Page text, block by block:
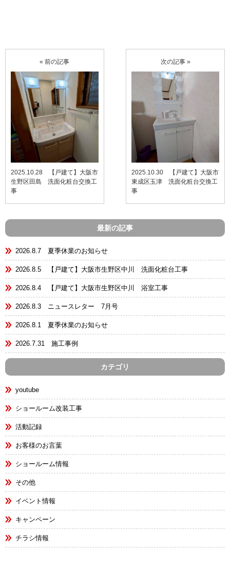
« 前の記事
2025.10.28 【戸建て】大阪市
生野区田島 洗面化粧台交換工
事
次の記事 »
2025.10.30 【戸建て】大阪市
東成区玉津 洗面化粧台交換工
事
最新の記事
2026.8.7 夏季休業のお知らせ
2026.8.5 【戸建て】大阪市生野区中川 洗面化粧台工事
2026.8.4 【戸建て】大阪市生野区中川 浴室工事
2026.8.3 ニュースレター 7月号
2026.8.1 夏季休業のお知らせ
2026.7.31 施工事例
カテゴリ
youtube
ショールーム改装工事
活動記録
お客様のお言葉
ショールーム情報
その他
イベント情報
キャンペーン
チラシ情報